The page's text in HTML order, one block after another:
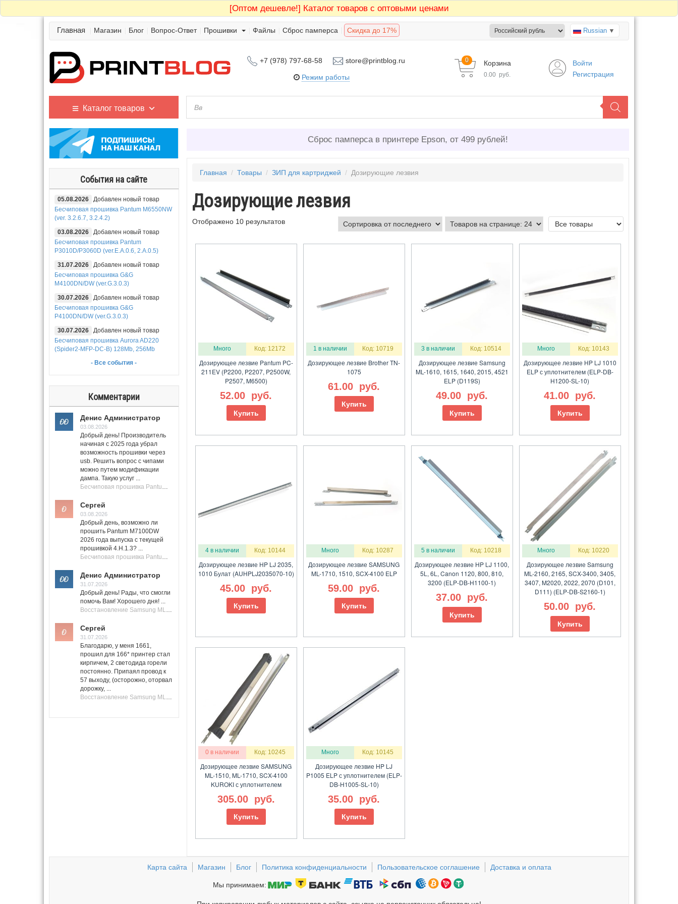
[Оптом дешевле!] Каталог товаров с оптовыми ценами
Главная Магазин Блог Вопрос-Ответ Прошивки Файлы Сброс памперса Скидка до 17% Russian ▼
+7 (978) 797-68-58 store@printblog.ru
Режим работы
Корзина
0
0.00 руб.
Войти
Регистрация
Каталог товаров
События на сайте
05.08.2026
Добавлен новый товар
Бесчиповая прошивка Pantum M6550NW
(ver. 3.2.6.7, 3.2.4.2)
03.08.2026
Добавлен новый товар
Бесчиповая прошивка Pantum
P3010D/P3060D (ver.E.A.0.6, 2.A.0.5)
31.07.2026
Добавлен новый товар
Бесчиповая прошивка G&G
M4100DN/DW (ver.G.3.0.3)
30.07.2026
Добавлен новый товар
Бесчиповая прошивка G&G
P4100DN/DW (ver.G.3.0.3)
30.07.2026
Добавлен новый товар
Бесчиповая прошивка Aurora AD220
(Spider2-MFP-DC-B) 128Mb, 256Mb
- Все события -
Комментарии
Денис Администратор
03.08.2026
Добрый день! Производитель
начиная с 2025 года убрал
возможность прошивки через
usb. Решить вопрос с чипами
можно путем модификации
дампа. Такую услуг ...
Бесчиповая прошивка Pantum M7100 Series (M7100, M7108, M7102, M7103, M7105)
Сергей
03.08.2026
Добрый день, возможно ли
прошить Pantum M7100DW
2026 года выпуска с текущей
прошивкой 4.H.1.3? ...
Бесчиповая прошивка Pantum M7100 Series (M7100, M7108, M7102, M7103, M7105)
Денис Администратор
31.07.2026
Добрый день! Рады, что смогли
помочь Вам! Хорошего дня! ...
Восстановление Samsung ML-1661, ML-1666 после не удачной прошивки.
Сергей
31.07.2026
Благодарю, у меня 1661,
прошил для 166* принтер стал
кирпичем, 2 светодида горели
постоянно. Припаял провод к
57 выходу, (осторожно, оторвал
дорожку, ...
Восстановление Samsung ML-1661, ML-1666 после не удачной прошивки.
Сброс памперса в принтере Epson, от 499 рублей!
Главная / Товары / ЗИП для картриджей / Дозирующие лезвия
Дозирующие лезвия
Отображено 10 результатов
Много Код: 12172
Дозирующее лезвие Pantum PC-
211EV (P2200, P2207, P2500W,
P2507, M6500)
52.00 руб.
Купить
1 в наличии Код: 10719
Дозирующее лезвие Brother TN-
1075
61.00 руб.
Купить
3 в наличии Код: 10514
Дозирующее лезвие Samsung
ML-1610, 1615, 1640, 2015, 4521
ELP (D119S)
49.00 руб.
Купить
Много Код: 10143
Дозирующее лезвие HP LJ 1010
ELP с уплотнителем (ELP-DB-
H1200-SL-10)
41.00 руб.
Купить
4 в наличии Код: 10144
Дозирующее лезвие HP LJ 2035,
1010 Булат (AUHPLJ2035070-10)
45.00 руб.
Купить
Много Код: 10287
Дозирующее лезвие SAMSUNG
ML-1710, 1510, SCX-4100 ELP
59.00 руб.
Купить
5 в наличии Код: 10218
Дозирующее лезвие HP LJ 1100,
5L, 6L, Canon 1120, 800, 810,
3200 (ELP-DB-H1100-1)
37.00 руб.
Купить
Много Код: 10220
Дозирующее лезвие Samsung
ML-2160, 2165, SCX-3400, 3405,
3407, M2020, 2022, 2070 (D101,
D111) (ELP-DB-S2160-1)
50.00 руб.
Купить
0 в наличии Код: 10245
Дозирующее лезвие SAMSUNG
ML-1510, ML-1710, SCX-4100
KUROKI с уплотнителем
305.00 руб.
Купить
Много Код: 10145
Дозирующее лезвие HP LJ
P1005 ELP с уплотнителем (ELP-
DB-H1005-SL-10)
35.00 руб.
Купить
Карта сайта Магазин Блог Политика конфиденциальности Пользовательское соглашение Доставка и оплата
Мы принимаем: